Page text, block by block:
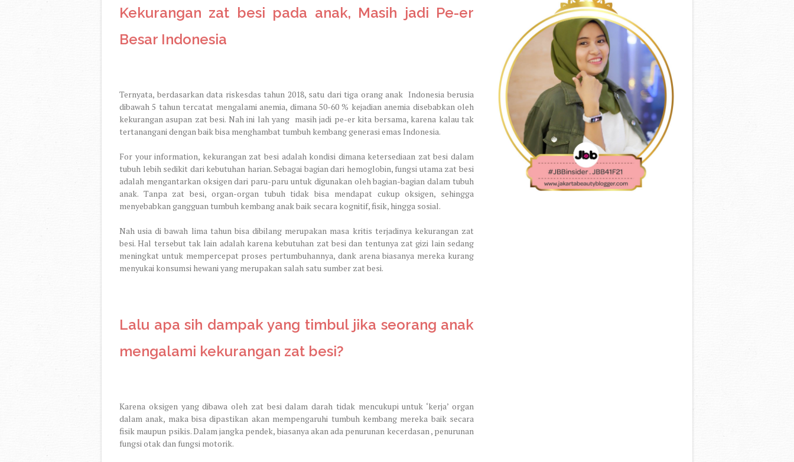
Kekurangan zat besi pada anak, Masih jadi Pe-er
Besar Indonesia
Ternyata, berdasarkan data riskesdas tahun 2018, satu dari tiga orang anak Indonesia berusia
dibawah 5 tahun tercatat mengalami anemia, dimana 50-60 % kejadian anemia disebabkan oleh
kekurangan asupan zat besi. Nah ini lah yang masih jadi pe-er kita bersama, karena kalau tak
tertanangani dengan baik bisa menghambat tumbuh kembang generasi emas Indonesia.
For your information, kekurangan zat besi adalah kondisi dimana ketersediaan zat besi dalam
tubuh lebih sedikit dari kebutuhan harian. Sebagai bagian dari hemoglobin, fungsi utama zat besi
adalah mengantarkan oksigen dari paru-paru untuk digunakan oleh bagian-bagian dalam tubuh
anak. Tanpa zat besi, organ-organ tubuh tidak bisa mendapat cukup oksigen, sehingga
menyebabkan gangguan tumbuh kembang anak baik secara kognitif, fisik, hingga sosial.
Nah usia di bawah lima tahun bisa dibilang merupakan masa kritis terjadinya kekurangan zat
besi. Hal tersebut tak lain adalah karena kebutuhan zat besi dan tentunya zat gizi lain sedang
meningkat untuk mempercepat proses pertumbuhannya, dank arena biasanya mereka kurang
menyukai konsumsi hewani yang merupakan salah satu sumber zat besi.
Lalu apa sih dampak yang timbul jika seorang anak
mengalami kekurangan zat besi?
Karena oksigen yang dibawa oleh zat besi dalam darah tidak mencukupi untuk ‘kerja’ organ
dalam anak, maka bisa dipastikan akan mempengaruhi tumbuh kembang mereka baik secara
fisik maupun psikis. Dalam jangka pendek, biasanya akan ada penurunan kecerdasan , penurunan
fungsi otak dan fungsi motorik.